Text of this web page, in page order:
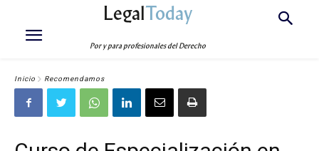
LegalToday
Por y para profesionales del Derecho
Inicio Recomendamos